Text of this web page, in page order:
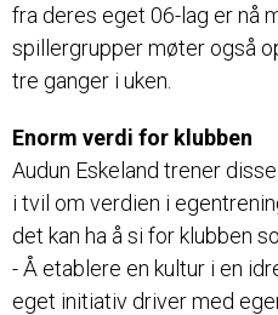
fra deres eget 06-lag er nå
spillergrupper møter også
tre ganger i uken.
Enorm verdi for klubben
Audun Eskeland trener
i tvil om verdien i
det kan ha å si for klubben
- Å etablere en kultur i en
eget initiativ driver med